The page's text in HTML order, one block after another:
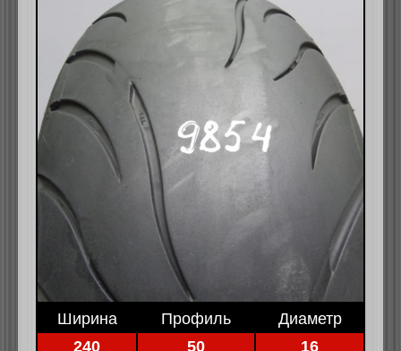
Ширина
240
Профиль
50
Диаметр
16